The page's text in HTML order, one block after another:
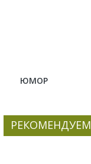
ЮМОР
РЕКОМЕНДУЕМ